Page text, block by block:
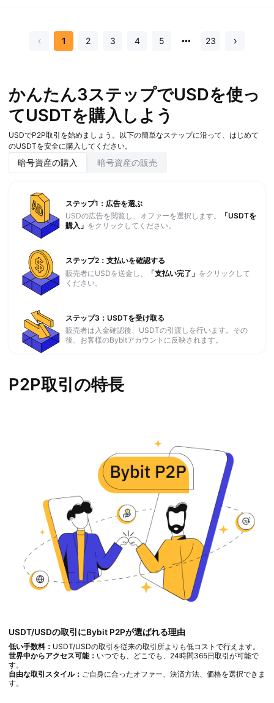
1 2 3 4 5 23
かんたん3ステップでUSDを使っ
てUSDTを購入しよう
USDでP2P取引を始めましょう。以下の簡単なステップに沿って、はじめて
のUSDTを安全に購入してください。
暗号資産の購入 暗号資産の販売
ステップ1：広告を選ぶ
USDの広告を閲覧し、オファーを選択します。
「USDTを
購入」 をクリックしてください。
ステップ2：支払いを確認する
販売者にUSDを送金し、
「支払い完了」 をクリックして
ください。
ステップ3：USDTを受け取る
販売者は入金確認後、USDTの引渡しを行います。その
後、お客様のBybitアカウントに反映されます。
P2P取引の特長
USDT/USDの取引にBybit P2Pが選ばれる理由
低い手数料： USDT/USDの取引を従来の取引所よりも低コストで行えます。
世界中からアクセス可能： いつでも、どこでも、24時間365日取引が可能で
す。
自由な取引スタイル： ご自身に合ったオファー、決済方法、価格を選択できま
す。